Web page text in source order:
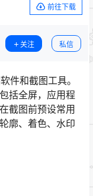
前往下载
关注 私信
件和截图工具。
括全屏，应用程
截图前预设常用
廓、着色、水印